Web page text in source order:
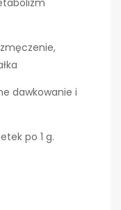
dawkowanie i
po 1 g.